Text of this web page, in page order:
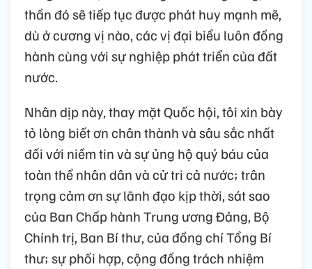
thần đó sẽ tiếp tục được phát huy mạnh mẽ,
dù ở cương vị nào, các vị đại biểu luôn đồng
hành cùng với sự nghiệp phát triển của đất
nước.
Nhân dịp này, thay mặt Quốc hội, tôi xin bày
tỏ lòng biết ơn chân thành và sâu sắc nhất
đối với niềm tin và sự ủng hộ quý báu của
toàn thể nhân dân và cử tri cả nước; trân
trọng cảm ơn sự lãnh đạo kịp thời, sát sao
của Ban Chấp hành Trung ương Đảng, Bộ
Chính trị, Ban Bí thư, của đồng chí Tổng Bí
thư; sự phối hợp, cộng đồng trách nhiệm